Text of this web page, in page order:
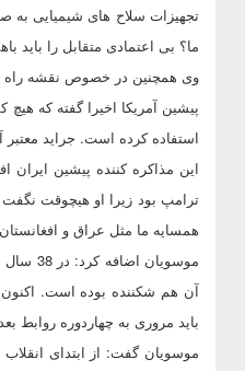
ما؟ بی اعتمادی متقابل را باید
وی همچنین در خصوص نقشه راه
پیشین آمریکا اخیرا گفته که
استفاده کرده است. جراید معتبر
این مذاکره کننده پیشین
ترامپ بود زیرا او هیچوقت
همسایه ما مثل عراق و
آن هم شکننده بوده است. اکنون
باید مروری به چهاردوره روابط